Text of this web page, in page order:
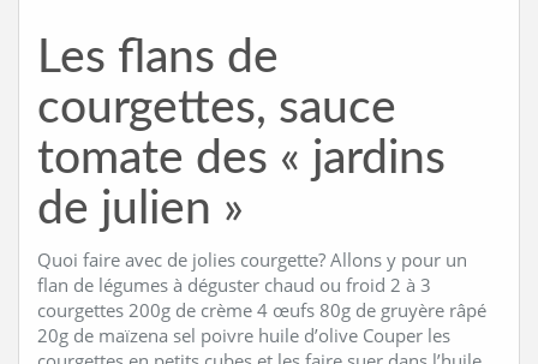
Les flans de
courgettes, sauce
tomate des « jardins
de julien »
Quoi faire avec de jolies courgette? Allons y pour un
flan de légumes à déguster chaud ou froid 2 à 3
courgettes 200g de crème 4 œufs 80g de gruyère râpé
20g de maïzena sel poivre huile d’olive Couper les